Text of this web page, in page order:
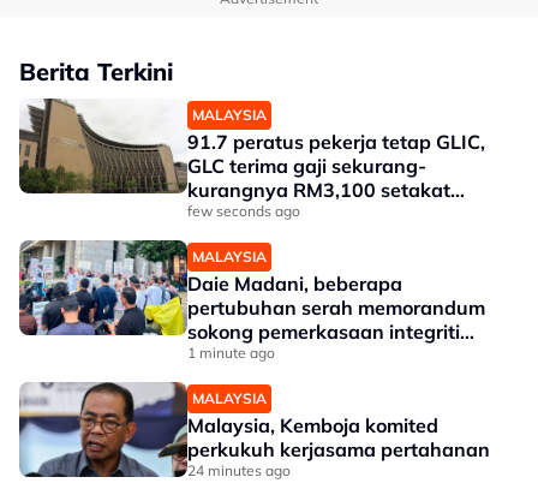
Berita Terkini
MALAYSIA
91.7 peratus pekerja tetap GLIC,
GLC terima gaji sekurang-
kurangnya RM3,100 setakat
akhir 2025
few seconds ago
MALAYSIA
Daie Madani, beberapa
pertubuhan serah memorandum
sokong pemerkasaan integriti
Tabung Haji
1 minute ago
MALAYSIA
Malaysia, Kemboja komited
perkukuh kerjasama pertahanan
24 minutes ago